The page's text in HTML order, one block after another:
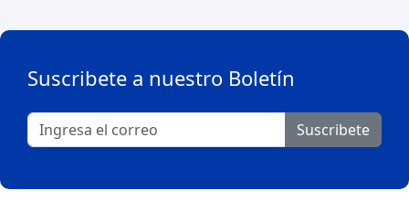
Suscribete a nuestro Boletín
Suscribete